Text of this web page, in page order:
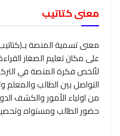
معنى كتاتيب
معنى تسمية المنصة
على مكان تعليم الصغار
لتُلخص فكرة المنصة في
التواصل بين الطالب والمعلم
من اولياء الأمور والكشف
حضور الطالب ومستواه